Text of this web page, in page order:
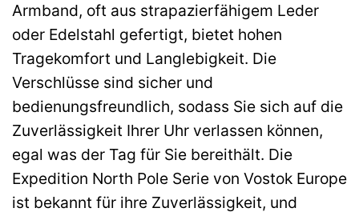
Armband, oft aus strapazierfähigem Leder
oder Edelstahl gefertigt, bietet hohen
Tragekomfort und Langlebigkeit. Die
Verschlüsse sind sicher und
bedienungsfreundlich, sodass Sie sich auf die
Zuverlässigkeit Ihrer Uhr verlassen können,
egal was der Tag für Sie bereithält. Die
Expedition North Pole Serie von Vostok Europe
ist bekannt für ihre Zuverlässigkeit, und